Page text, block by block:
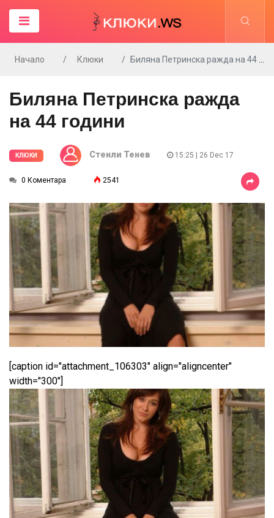
Начало Клюки Биляна Петринска ражда на 44 години
Биляна Петринска ражда
на 44 години
КЛЮКИ Стенли Тенев 15:25 | 26 Dec 17
0 Коментара 2541
[caption id="attachment_106303" align="aligncenter"
width="300"]